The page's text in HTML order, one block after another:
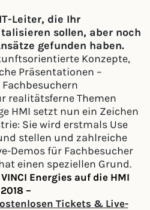
Leiter, die Ihr
sollen, aber noch
gefunden haben.
Konzepte,
Präsentationen –
realitätsferne Themen
HMI setzt nun ein Zeichen
Sie wird erstmals Use
stellen und zahlreiche
Demos für Fachbesucher
einen speziellen Grund.
Energies auf die HMI
2018 –
Tickets & Live-